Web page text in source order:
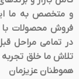
و متخصص به ما
فروش محصولات با
در تمامی مراحل
تلاش ما خلق تجربه
هموطنان عزیزمان